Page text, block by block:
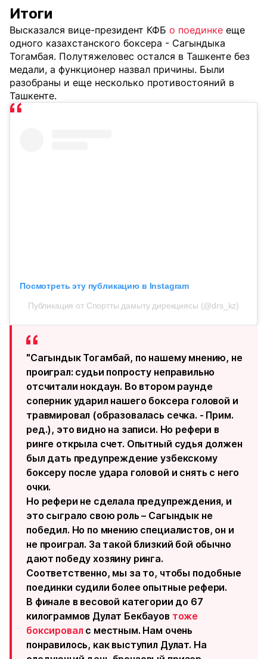
Итоги
Высказался вице-президент КФБ о поединке еще
одного казахстанского боксера - Сагындыка
Тогамбая. Полутяжеловес остался в Ташкенте без
медали, а функционер назвал причины. Были
разобраны и еще несколько противостояний в
Ташкенте.
Посмотреть эту публикацию в Instagram
Публикация от Спортты дамыту дирекциясы (@drs_kz)
"Сагындык Тогамбай, по нашему мнению, не
проиграл: судьи попросту неправильно
отсчитали нокдаун. Во втором раунде
соперник ударил нашего боксера головой и
травмировал (образовалась сечка. - Прим.
ред.), это видно на записи. Но рефери в
ринге открыла счет. Опытный судья должен
был дать предупреждение узбекскому
боксеру после удара головой и снять с него
очки.
Но рефери не сделала предупреждения, и
это сыграло свою роль – Сагындык не
победил. Но по мнению специалистов, он и
не проиграл. За такой близкий бой обычно
дают победу хозяину ринга.
Соответственно, мы за то, чтобы подобные
поединки судили более опытные рефери.
В финале в весовой категории до 67
килограммов Дулат Бекбауов тоже
боксировал с местным. Нам очень
понравилось, как выступил Дулат. На